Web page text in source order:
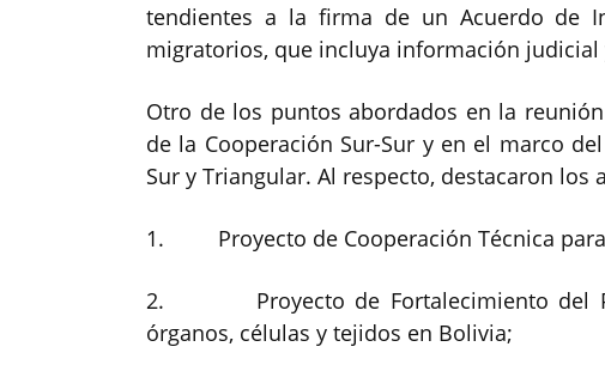
tendientes a la firma de un Acuerdo de
migratorios, que incluya información judicial
Otro de los puntos abordados en la
de la Cooperación Sur-Sur y en el marco
Sur y Triangular. Al respecto, destacaron los
1. Proyecto de Cooperación Técnica para
2. Proyecto de Fortalecimiento del
órganos, células y tejidos en Bolivia;